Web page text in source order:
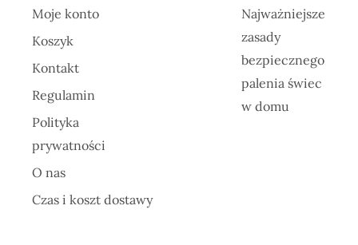
Moje konto
Koszyk
Kontakt
Regulamin
Polityka
prywatności
O nas
Czas i koszt dostawy
Najważniejsze
zasady
bezpiecznego
palenia świec
w domu